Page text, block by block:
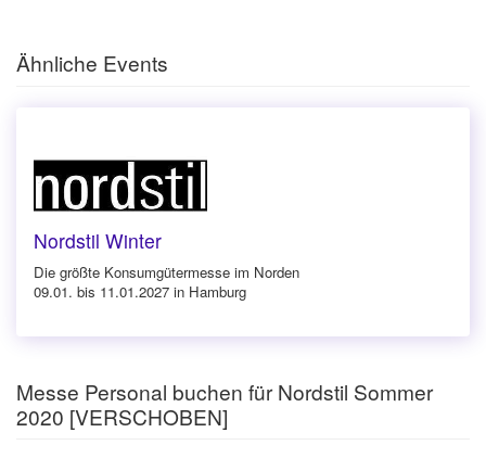
Ähnliche Events
Nordstil Winter
Die größte Konsumgütermesse im Norden
09.01. bis 11.01.2027 in Hamburg
Messe Personal buchen für Nordstil Sommer
2020 [VERSCHOBEN]